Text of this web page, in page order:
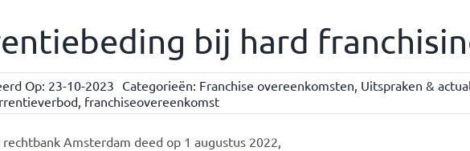
bij hard
Op: 23-10-2023 Categorieën: Franchise overeenkomsten, Uitspraken &
, franchiseovereenkomst
Amsterdam deed op 1 augustus 2022,